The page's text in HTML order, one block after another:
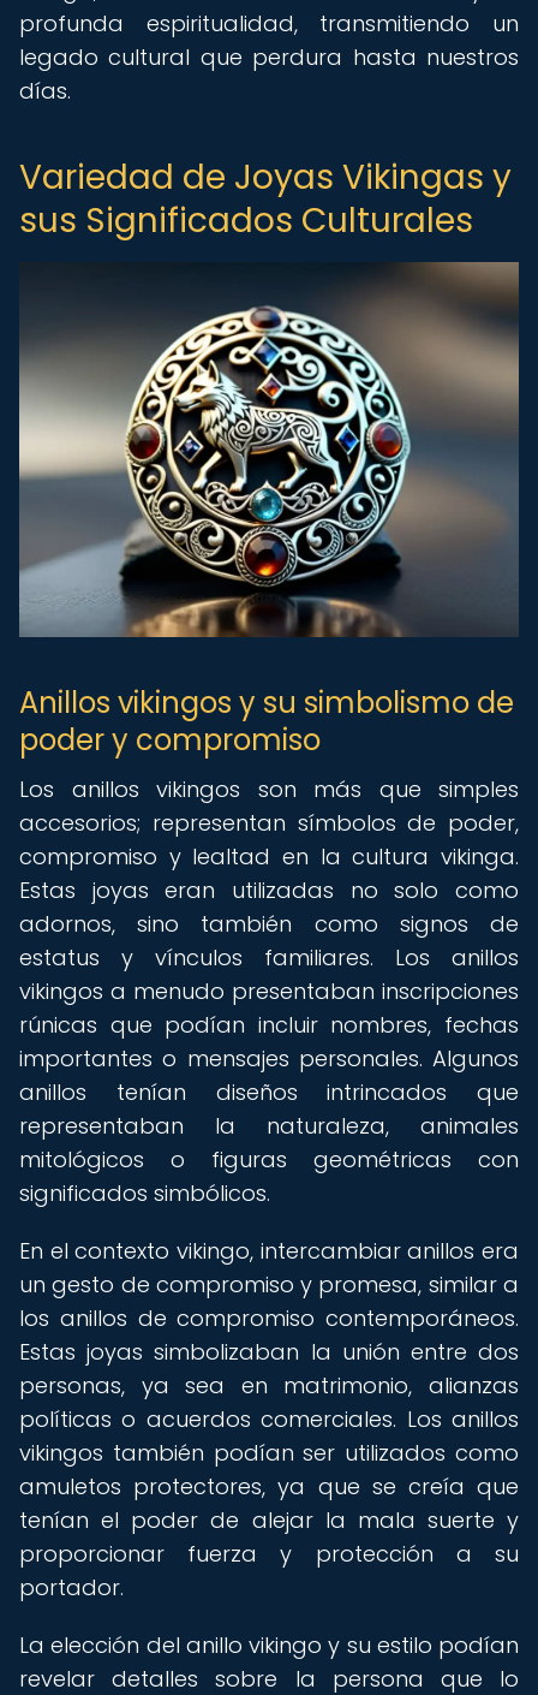
profunda espiritualidad, transmitiendo un
legado cultural que perdura hasta nuestros
días.
Variedad de Joyas Vikingas y
sus Significados Culturales
Anillos vikingos y su simbolismo de
poder y compromiso
Los anillos vikingos son más que simples
accesorios; representan símbolos de poder,
compromiso y lealtad en la cultura vikinga.
Estas joyas eran utilizadas no solo como
adornos, sino también como signos de
estatus y vínculos familiares. Los anillos
vikingos a menudo presentaban inscripciones
rúnicas que podían incluir nombres, fechas
importantes o mensajes personales. Algunos
anillos tenían diseños intrincados que
representaban la naturaleza, animales
mitológicos o figuras geométricas con
significados simbólicos.
En el contexto vikingo, intercambiar anillos era
un gesto de compromiso y promesa, similar a
los anillos de compromiso contemporáneos.
Estas joyas simbolizaban la unión entre dos
personas, ya sea en matrimonio, alianzas
políticas o acuerdos comerciales. Los anillos
vikingos también podían ser utilizados como
amuletos protectores, ya que se creía que
tenían el poder de alejar la mala suerte y
proporcionar fuerza y protección a su
portador.
La elección del anillo vikingo y su estilo podían
revelar detalles sobre la persona que lo